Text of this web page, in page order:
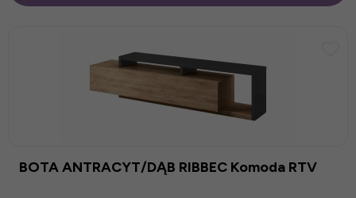
BOTA ANTRACYT/DĄB RIBBEC Komoda RTV